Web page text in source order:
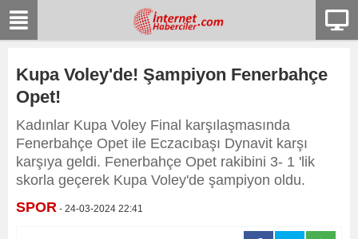
Kupa Voley'de! Şampiyon Fenerbahçe
Opet!
Kadınlar Kupa Voley Final karşılaşmasında
Fenerbahçe Opet ile Eczacıbaşı Dynavit karşı
karşıya geldi. Fenerbahçe Opet rakibini 3- 1 'lik
skorla geçerek Kupa Voley'de şampiyon oldu.
SPOR - 24-03-2024 22:41